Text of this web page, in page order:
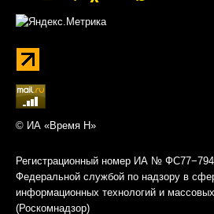
© ИА «Время Н»
Регистрационный номер ИА №
Федеральной службой по надзору в
информационных технологий и
(Роскомнадзор)